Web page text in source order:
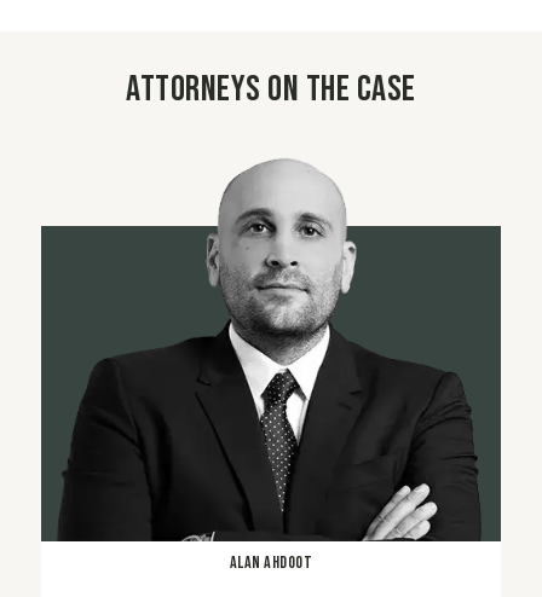
Attorneys on the case
Alan Ahdoot